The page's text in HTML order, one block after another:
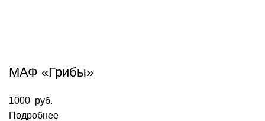
МАФ «Грибы»
1000 руб.
Подробнее